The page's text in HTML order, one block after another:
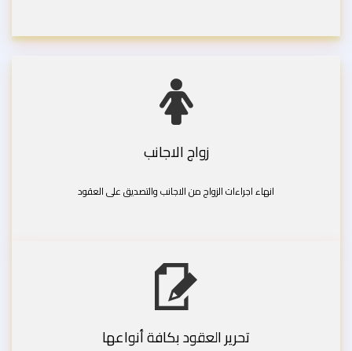
زواج الاجانب
انهاء اجراءات الزواج من الاجانب والتصديق على العقود
تحرير العقود بكافة أنواعها